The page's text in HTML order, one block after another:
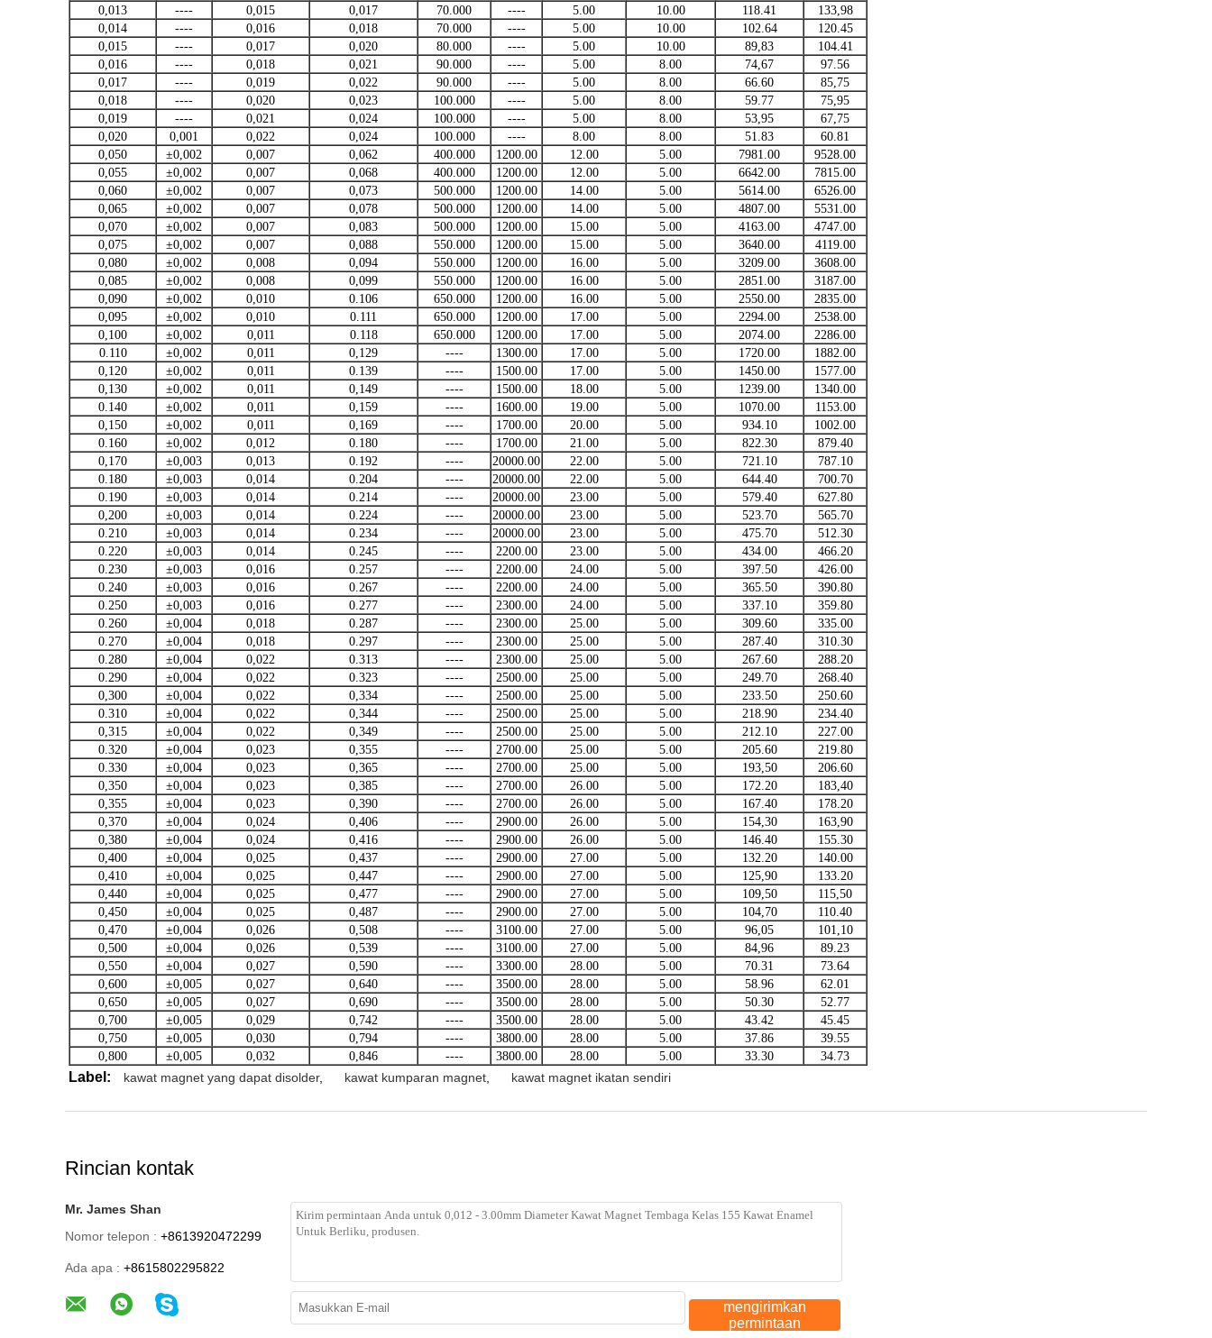
0,013
---- 0,015 0,017 70.000 ---- 5.00 10.00 118.41
133,98
0,014
---- 0,016 0,018 70.000 ---- 5.00 10.00 102.64
120.45
0,015
---- 0,017 0,020 80.000 ---- 5.00 10.00 89,83
104.41
0,016
---- 0,018 0,021 90.000 ---- 5.00 8.00 74,67
97.56
0,017
---- 0,019 0,022 90.000 ---- 5.00 8.00 66.60
85,75
0,018
---- 0,020 0,023 100.000 ---- 5.00 8.00 59.77
75,95
0,019
---- 0,021 0,024 100.000 ---- 5.00 8.00 53,95
67,75
0,020
0,001 0,022 0,024 100.000 ---- 8.00 8.00 51.83
60.81
0,050
±0,002 0,007 0,062 400.000 1200.00 12.00 5.00 7981.00
9528.00
0,055
±0,002 0,007 0,068 400.000 1200.00 12.00 5.00 6642.00
7815.00
0,060
±0,002 0,007 0,073 500.000 1200.00 14.00 5.00 5614.00
6526.00
0,065
±0,002 0,007 0,078 500.000 1200.00 14.00 5.00 4807.00
5531.00
0,070
±0,002 0,007 0,083 500.000 1200.00 15.00 5.00 4163.00
4747.00
0,075
±0,002 0,007 0,088 550.000 1200.00 15.00 5.00 3640.00
4119.00
0,080
±0,002 0,008 0,094 550.000 1200.00 16.00 5.00 3209.00
3608.00
0,085
±0,002 0,008 0,099 550.000 1200.00 16.00 5.00 2851.00
3187.00
0,090
±0,002 0,010 0.106 650.000 1200.00 16.00 5.00 2550.00
2835.00
0,095
±0,002 0,010 0.111 650.000 1200.00 17.00 5.00 2294.00
2538.00
0,100
±0,002 0,011 0.118 650.000 1200.00 17.00 5.00 2074.00
2286.00
0.110
±0,002 0,011 0,129 ---- 1300.00 17.00 5.00 1720.00
1882.00
0,120
±0,002 0,011 0.139 ---- 1500.00 17.00 5.00 1450.00
1577.00
0,130
±0,002 0,011 0,149 ---- 1500.00 18.00 5.00 1239.00
1340.00
0.140
±0,002 0,011 0,159 ---- 1600.00 19.00 5.00 1070.00
1153.00
0,150
±0,002 0,011 0,169 ---- 1700.00 20.00 5.00 934.10
1002.00
0.160
±0,002 0,012 0.180 ---- 1700.00 21.00 5.00 822.30
879.40
0,170
±0,003 0,013 0.192 ---- 20000.00 22.00 5.00 721.10
787.10
0.180
±0,003 0,014 0.204 ---- 20000.00 22.00 5.00 644.40
700.70
0.190
±0,003 0,014 0.214 ---- 20000.00 23.00 5.00 579.40
627.80
0,200
±0,003 0,014 0.224 ---- 20000.00 23.00 5.00 523.70
565.70
0.210
±0,003 0,014 0.234 ---- 20000.00 23.00 5.00 475.70
512.30
0.220
±0,003 0,014 0.245 ---- 2200.00 23.00 5.00 434.00
466.20
0.230
±0,003 0,016 0.257 ---- 2200.00 24.00 5.00 397.50
426.00
0.240
±0,003 0,016 0.267 ---- 2200.00 24.00 5.00 365.50
390.80
0.250
±0,003 0,016 0.277 ---- 2300.00 24.00 5.00 337.10
359.80
0.260
±0,004 0,018 0.287 ---- 2300.00 25.00 5.00 309.60
335.00
0.270
±0,004 0,018 0.297 ---- 2300.00 25.00 5.00 287.40
310.30
0.280
±0,004 0,022 0.313 ---- 2300.00 25.00 5.00 267.60
288.20
0.290
±0,004 0,022 0.323 ---- 2500.00 25.00 5.00 249.70
268.40
0,300
±0,004 0,022 0,334 ---- 2500.00 25.00 5.00 233.50
250.60
0.310
±0,004 0,022 0,344 ---- 2500.00 25.00 5.00 218.90
234.40
0,315
±0,004 0,022 0,349 ---- 2500.00 25.00 5.00 212.10
227.00
0.320
±0,004 0,023 0,355 ---- 2700.00 25.00 5.00 205.60
219.80
0.330
±0,004 0,023 0,365 ---- 2700.00 25.00 5.00 193,50
206.60
0,350
±0,004 0,023 0,385 ---- 2700.00 26.00 5.00 172.20
183,40
0,355
±0,004 0,023 0,390 ---- 2700.00 26.00 5.00 167.40
178.20
0,370
±0,004 0,024 0,406 ---- 2900.00 26.00 5.00 154,30
163,90
0,380
±0,004 0,024 0,416 ---- 2900.00 26.00 5.00 146.40
155.30
0,400
±0,004 0,025 0,437 ---- 2900.00 27.00 5.00 132.20
140.00
0,410
±0,004 0,025 0,447 ---- 2900.00 27.00 5.00 125,90
133.20
0,440
±0,004 0,025 0,477 ---- 2900.00 27.00 5.00 109,50
115,50
0,450
±0,004 0,025 0,487 ---- 2900.00 27.00 5.00 104,70
110.40
0,470
±0,004 0,026 0,508 ---- 3100.00 27.00 5.00 96,05
101,10
0,500
±0,004 0,026 0,539 ---- 3100.00 27.00 5.00 84,96
89.23
0,550
±0,004 0,027 0,590 ---- 3300.00 28.00 5.00 70.31
73.64
0,600
±0,005 0,027 0,640 ---- 3500.00 28.00 5.00 58.96
62.01
0,650
±0,005 0,027 0,690 ---- 3500.00 28.00 5.00 50.30
52.77
0,700
±0,005 0,029 0,742 ---- 3500.00 28.00 5.00 43.42
45.45
0,750
±0,005 0,030 0,794 ---- 3800.00 28.00 5.00 37.86
39.55
0,800
±0,005 0,032 0,846 ---- 3800.00 28.00 5.00 33.30 34.73
Label: kawat magnet yang dapat disolder, kawat kumparan magnet kawat magnet ikatan sendiri
Rincian kontak
Mr. James Shan
Nomor telepon : +8613920472299
Ada apa : +8615802295822
mengirimkan
permintaan